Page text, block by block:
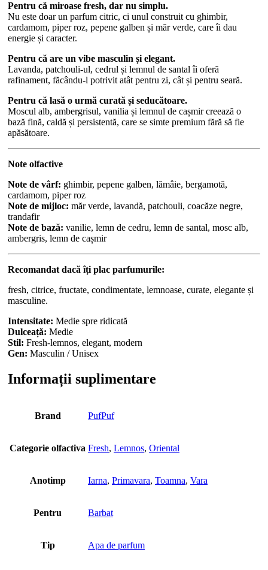
Pentru că miroase fresh, dar nu simplu.
Nu este doar un parfum citric, ci unul construit cu ghimbir,
cardamom, piper roz, pepene galben și măr verde, care îi dau
energie și caracter.
Pentru că are un vibe masculin și elegant.
Lavanda, patchouli-ul, cedrul și lemnul de santal îi oferă
rafinament, făcându-l potrivit atât pentru zi, cât și pentru seară.
Pentru că lasă o urmă curată și seducătoare.
Moscul alb, ambergrisul, vanilia și lemnul de cașmir creează o
bază fină, caldă și persistentă, care se simte premium fără să fie
apăsătoare.
Note olfactive
Note de vârf: ghimbir, pepene galben, lămâie, bergamotă,
cardamom, piper roz
Note de mijloc: măr verde, lavandă, patchouli, coacăze negre,
trandafir
Note de bază: vanilie, lemn de cedru, lemn de santal, mosc alb,
ambergris, lemn de cașmir
Recomandat dacă îți plac parfumurile:
fresh, citrice, fructate, condimentate, lemnoase, curate, elegante și
masculine.
Intensitate: Medie spre ridicată
Dulceață: Medie
Stil: Fresh-lemnos, elegant, modern
Gen: Masculin / Unisex
Informații suplimentare
Brand PufPuf
Categorie olfactiva Fresh, Lemnos, Oriental
Anotimp Iarna, Primavara, Toamna, Vara
Pentru Barbat
Tip Apa de parfum